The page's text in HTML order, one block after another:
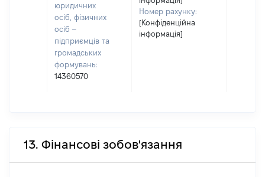
юридичних
осіб, фізичних
осіб –
підприємців та
громадських
формувань:
14360570
Номер рахунку:
[Конфіденційна
інформація]
13. Фінансові зобов'язання